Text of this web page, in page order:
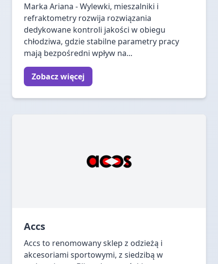
Marka Ariana - Wylewki, mieszalniki i
refraktometry rozwija rozwiązania
dedykowane kontroli jakości w obiegu
chłodziwa, gdzie stabilne parametry pracy
mają bezpośredni wpływ na...
Zobacz więcej
Accs
Accs to renomowany sklep z odzieżą i
akcesoriami sportowymi, z siedzibą w